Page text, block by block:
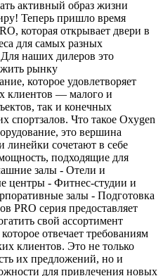
активный образ жизни
Теперь пришло время
которая открывает двери в
для самых разных
Для наших дилеров это
рынку
которое удовлетворяет
клиентов — малого и
так и конечных
спортзалов. Что такое Oxygen
это вершина
линейки сочетают в себе
подходящие для
залы - Отели и
центры - Фитнес-студии и
залы - Подготовка
PRO серия предоставляет
свой ассортимент
отвечает требованиям
клиентов. Это не только
их предложений, но и
для привлечения новых